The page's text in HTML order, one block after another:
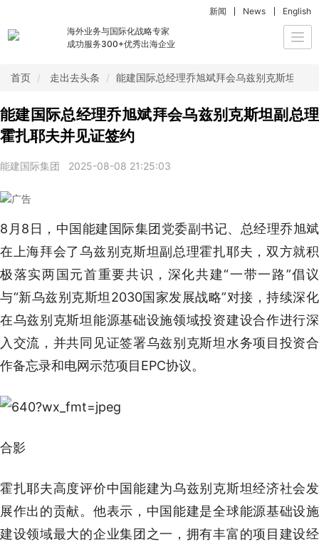
海外业务与国际化战略专家
成功服务300+优秀出海企业
新闻 News English
首页 走出去头条 能建国际总经理乔旭斌拜会乌兹别克斯坦副
能建国际总经理乔旭斌拜会乌兹别克斯坦副总理
霍扎耶夫并见证签约
能建国际集团 2025-08-08 21:25:03
8月8日，中国能建国际集团党委副书记、总经理乔旭斌
在上海拜会了乌兹别克斯坦副总理霍扎耶夫，双方就积
极落实两国元首重要共识，深化共建“一带一路”倡议
与“新乌兹别克斯坦2030国家发展战略”对接，持续深化
在乌兹别克斯坦能源基础设施领域投资建设合作进行深
入交流，并共同见证签署乌兹别克斯坦水务项目投资合
作备忘录和电网示范项目EPC协议。
合影
霍扎耶夫高度评价中国能建为乌兹别克斯坦经济社会发
展作出的贡献。他表示，中国能建是全球能源基础设施
建设领域最大的企业集团之一，拥有丰富的项目建设经